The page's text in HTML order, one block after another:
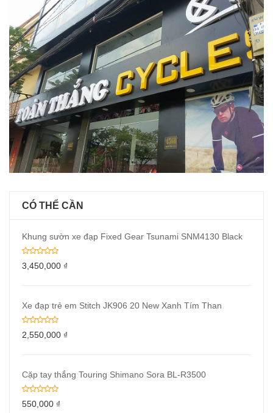
CÓ THỂ CẦN
Khung sườn xe đạp Fixed Gear Tsunami SNM4130 Black
3,450,000 ₫
Xe đạp trẻ em Stitch JK906 20 New Xanh Tím Than
2,550,000 ₫
Cặp tay thắng Touring Shimano Sora BL-R3500
550,000 ₫